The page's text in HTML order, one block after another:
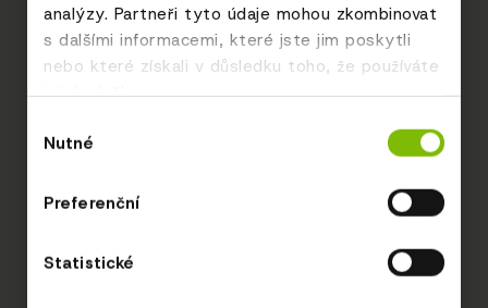
analýzy. Partneři tyto údaje mohou zkombinovat
s dalšími informacemi, které jste jim poskytli
nebo které získali v důsledku toho, že používáte
jejich služby.
souhlasu
Nutné
Preferenční
Statistické